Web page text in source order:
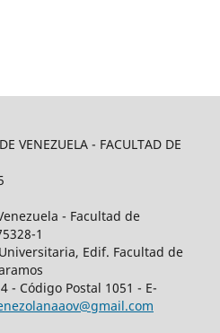
VENEZUELA - FACULTAD DE
- Facultad de
1
Edif. Facultad de
- Código Postal 1051 - E-